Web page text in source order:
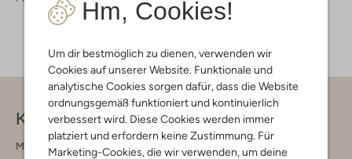
Hm, Cookies!
Um dir bestmöglich zu dienen, verwenden wir
Cookies auf unserer Website. Funktionale und
analytische Cookies sorgen dafür, dass die Website
ordnungsgemäß funktioniert und kontinuierlich
verbessert wird. Diese Cookies werden immer
platziert und erfordern keine Zustimmung. Für
Marketing-Cookies, die wir verwenden, um deine
Kontakt
Montag - Freitag 09:00 - 17:00 uur